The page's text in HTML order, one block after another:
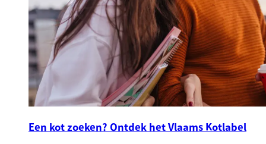
Een kot zoeken? Ontdek het Vlaams Kotlabel